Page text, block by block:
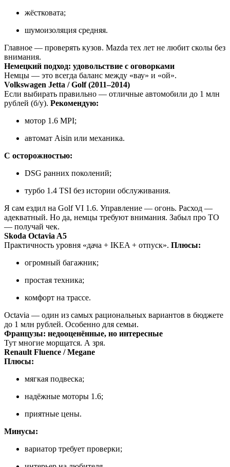
жёстковата;
шумоизоляция средняя.
Главное — проверять кузов. Mazda тех лет не любит сколы без
внимания.
Немецкий подход: удовольствие с оговорками
Немцы — это всегда баланс между «вау» и «ой».
Volkswagen Jetta / Golf (2011–2014)
Если выбирать правильно — отличные автомобили до 1 млн
рублей (б/у). Рекомендую:
мотор 1.6 MPI;
автомат Aisin или механика.
С осторожностью:
DSG ранних поколений;
турбо 1.4 TSI без истории обслуживания.
Я сам ездил на Golf VI 1.6. Управление — огонь. Расход —
адекватный. Но да, немцы требуют внимания. Забыл про ТО
— получай чек.
Skoda Octavia A5
Практичность уровня «дача + IKEA + отпуск». Плюсы:
огромный багажник;
простая техника;
комфорт на трассе.
Octavia — один из самых рациональных вариантов в бюджете
до 1 млн рублей. Особенно для семьи.
Французы: недооценённые, но интересные
Тут многие морщатся. А зря.
Renault Fluence / Megane
Плюсы:
мягкая подвеска;
надёжные моторы 1.6;
приятные цены.
Минусы:
вариатор требует проверки;